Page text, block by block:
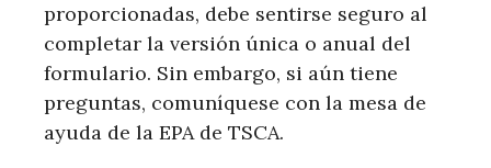
proporcionadas, debe sentirse seguro al
completar la versión única o anual del
formulario. Sin embargo, si aún tiene
preguntas, comuníquese con la mesa de
ayuda de la EPA de TSCA.